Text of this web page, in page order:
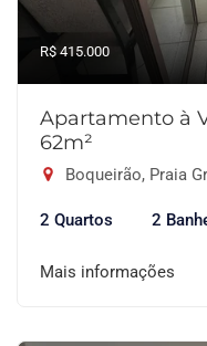
R$ 415.000
Apartamento à
62m²
Boqueirão, Praia
2 Quartos 2
Mais informações